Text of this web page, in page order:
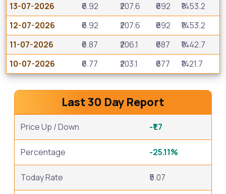
13-07-2026
₹6.92 ₹207.6 ₹692
₹1453.2
12-07-2026
₹6.92 ₹207.6 ₹692
₹1453.2
11-07-2026
₹6.87 ₹206.1 ₹687
₹1442.7
10-07-2026
₹6.77 ₹203.1 ₹677 ₹1421.7
Last 30 Day Report
Price Up / Down -₹1.7
Percentage -25.11%
Today Rate ₹5.07